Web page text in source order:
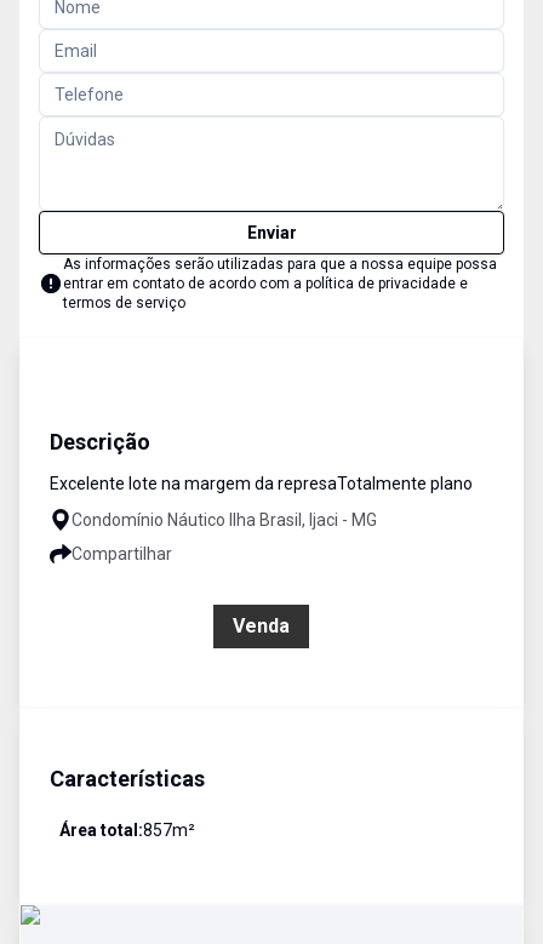
Enviar
As informações serão utilizadas para que a nossa equipe possa
entrar em contato de acordo com a política de privacidade e
termos de serviço
Descrição
Excelente lote na margem da represaTotalmente plano
Condomínio Náutico Ilha Brasil, Ijaci - MG
Compartilhar
Venda
Características
Área total:857m²